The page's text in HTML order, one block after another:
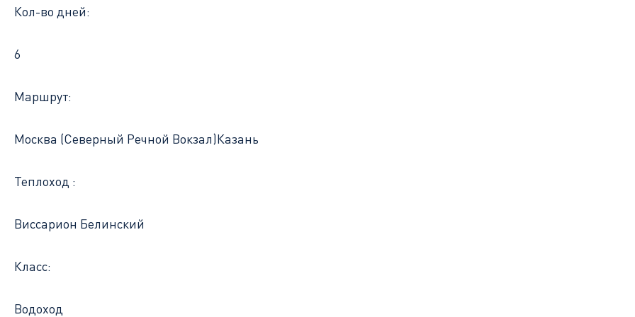
Кол-во дней:
6
Маршрут:
Москва (Северный Речной Вокзал)Казань
Теплоход :
Виссарион Белинский
Класс:
Водоход